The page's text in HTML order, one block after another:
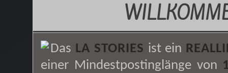
JUNI - OKTOBER des Jahres 2017
XX.XX.XXXX
Das LA STORIES ist ein
einer Mindestpostinglänge von